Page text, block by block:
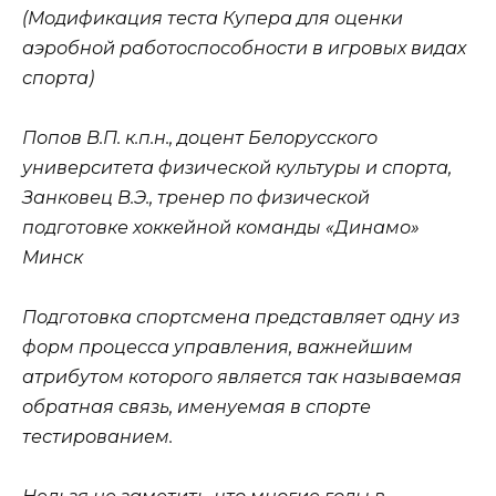
(Модификация теста Купера для оценки
аэробной работоспособности в игровых видах
спорта)
Попов В.П. к.п.н., доцент Белорусского
университета физической культуры и спорта,
Занковец В.Э., тренер по физической
подготовке хоккейной команды «Динамо»
Минск
Подготовка спортсмена представляет одну из
форм процесса управления, важнейшим
атрибутом которого является так называемая
обратная связь, именуемая в спорте
тестированием.